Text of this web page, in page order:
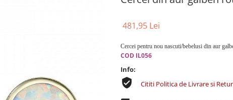
481,95 Lei
Cercei pentru nou nascuti/bebelusi din aur
COD IL056
Info:
Cititi Politica de Livrare si